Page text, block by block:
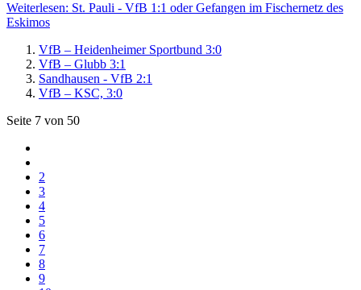
Weiterlesen: St. Pauli - VfB 1:1 oder Gefangen im Fischernetz des
Eskimos
VfB – Heidenheimer Sportbund 3:0
VfB – Glubb 3:1
Sandhausen - VfB 2:1
VfB – KSC, 3:0
Seite 7 von 50
2
3
4
5
6
7
8
9